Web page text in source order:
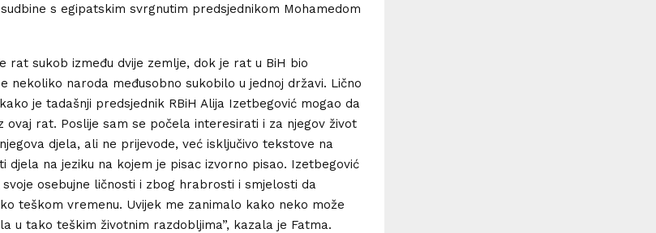
s egipatskim svrgnutim predsjednikom Mohamedom
rat sukob između dvije zemlje, dok je rat u BiH bio
nekoliko naroda međusobno sukobilo u jednoj državi. Lično
je tadašnji predsjednik RBiH Alija Izetbegović mogao da
ovaj rat. Poslije sam se počela interesirati i za njegov život
djela, ali ne prijevode, već isključivo tekstove na
djela na jeziku na kojem je pisac izvorno pisao. Izetbegović
osebujne ličnosti i zbog hrabrosti i smjelosti da
teškom vremenu. Uvijek me zanimalo kako neko može
u tako teškim životnim razdobljima”, kazala je Fatma.